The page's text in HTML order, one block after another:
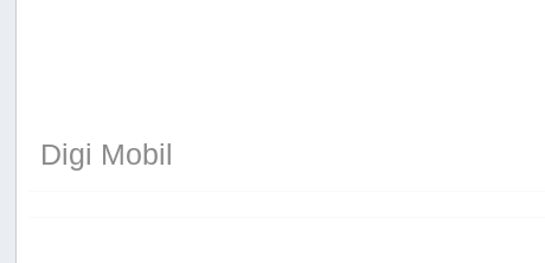
Digi Mobil